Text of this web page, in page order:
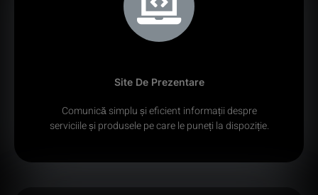
Site De Prezentare
Comunică simplu și eficient informații despre
serviciile și produsele pe care le puneți la dispoziție.